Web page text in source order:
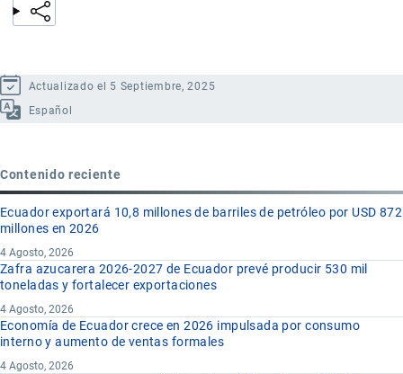
Actualizado el 5 Septiembre, 2025
Español
Contenido reciente
Ecuador exportará 10,8 millones de barriles de petróleo por USD 872
millones en 2026
4 Agosto, 2026
Zafra azucarera 2026-2027 de Ecuador prevé producir 530 mil
toneladas y fortalecer exportaciones
4 Agosto, 2026
Economía de Ecuador crece en 2026 impulsada por consumo
interno y aumento de ventas formales
4 Agosto, 2026